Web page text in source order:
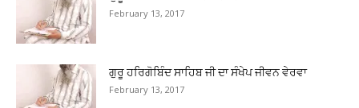
February 13, 2017
ਗੁਰੂ ਹਰਿਗੋਬਿੰਦ ਸਾਹਿਬ ਜੀ ਦਾ ਸੰਖੇਪ ਜੀਵਨ ਵੇਰਵਾ
February 13, 2017